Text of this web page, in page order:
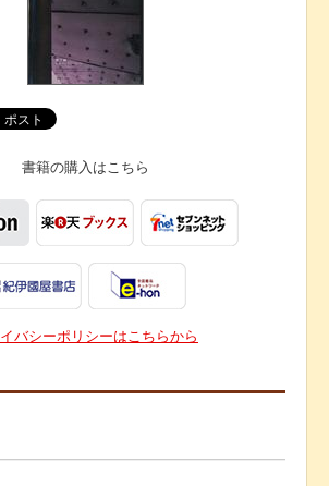
書籍の購入はこちら
バシーポリシーはこちらから